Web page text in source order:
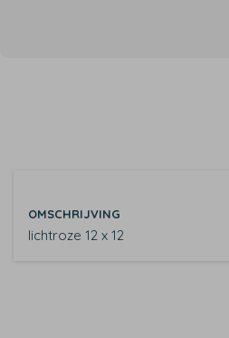
OMSCHRIJVING
lichtroze 12 x 12